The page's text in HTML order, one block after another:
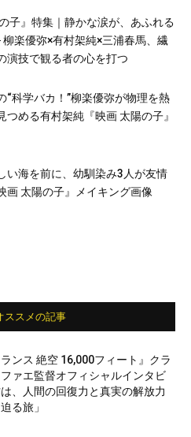
の子』特集｜静かな涙が、あふれる
楽優弥×有村架純×三浦春馬、繊
演技で観る者の心を打つ
“科学バカ！”柳楽優弥が物理を熱
つめる有村架純『映画 太陽の子』
い海を前に、幼馴染み3人が友情
画 太陽の子』メイキング画像
ススメの記事
ランス 絶空 16,000フィート』クラ
ァエ監督オフィシャルインタビ
、人間の回復力と真実の解放力
る旅」